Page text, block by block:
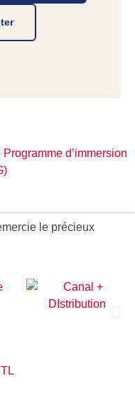
Programme d’immersion
le précieux